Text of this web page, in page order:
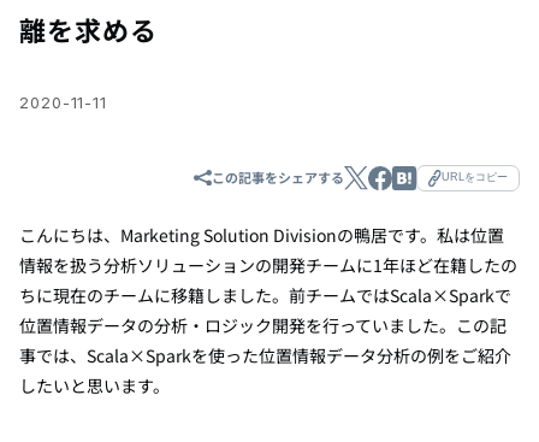
サステナビリティ
お問い合わせ
プレスリリース
イベント
TECH BLOG
PAPER
採用トップ
新卒採用
社員インタビュー
離を求める
2020-11-11
この記事をシェアする URLをコピー
こんにちは、Marketing Solution Divisionの鴨居です。私は位置
情報を扱う分析ソリューションの開発チームに1年ほど在籍したの
ちに現在のチームに移籍しました。前チームではScala×Sparkで
位置情報データの分析・ロジック開発を行っていました。この記
事では、Scala×Sparkを使った位置情報データ分析の例をご紹介
したいと思います。